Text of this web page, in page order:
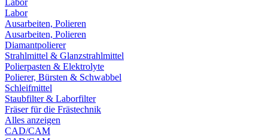
Labor
Labor
Ausarbeiten, Polieren
Ausarbeiten, Polieren
Diamantpolierer
Strahlmittel & Glanzstrahlmittel
Polierpasten & Elektrolyte
Polierer, Bürsten & Schwabbel
Schleifmittel
Staubfilter & Laborfilter
Fräser für die Frästechnik
Alles anzeigen
CAD/CAM